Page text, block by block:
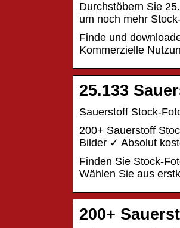
Durchstöbern Sie
um noch mehr
Finde und
Kommerzielle
25.133
Sauerstoff Stock-
200+ Sauerstoff
Bilder ✓ Absolut
Finden Sie Stock-
Wählen Sie aus
200+